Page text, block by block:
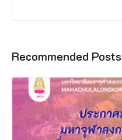
Recommended Posts